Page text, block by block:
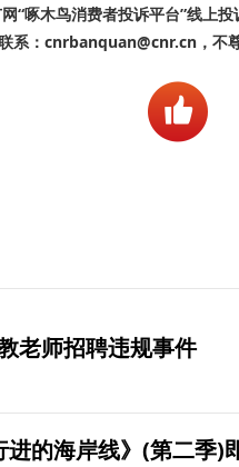
“啄木鸟消费者投诉平台”线上
系：cnrbanquan@cnr.cn，不
老师招聘违规事件
的海岸线》(第二季)